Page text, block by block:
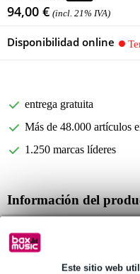
Este sitio web
94,00 € (incl. 21% IVA)
Disponibilidad online
entrega gratuita
Más de 48.000 artículos
1.250 marcas líderes
Información del
marca: Gator Cases
tipo: GL-ALTOSAX-R23